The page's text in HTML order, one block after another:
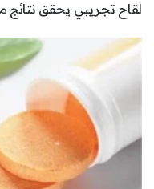
لقاح تجريبي يحقق نتائج